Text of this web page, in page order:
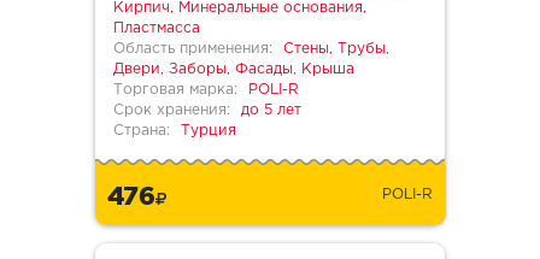
Кирпич, Минеральные основания,
Пластмасса
Область применения:
Стены, Трубы,
Двери, Заборы, Фасады, Крыша
Торговая марка:
POLI-R
Срок хранения:
до 5 лет
Страна:
Турция
476 POLI-R